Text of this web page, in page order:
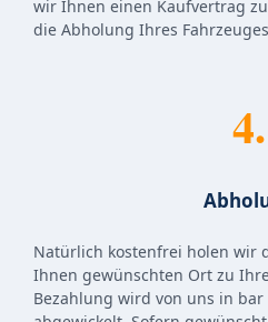
wir Ihnen einen Kaufvertrag
die Abholung Ihres
4.
Natürlich kostenfrei holen wir
Ihnen gewünschten Ort zu
Bezahlung wird von uns in